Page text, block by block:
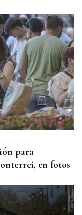
coches en la
para
en fotos